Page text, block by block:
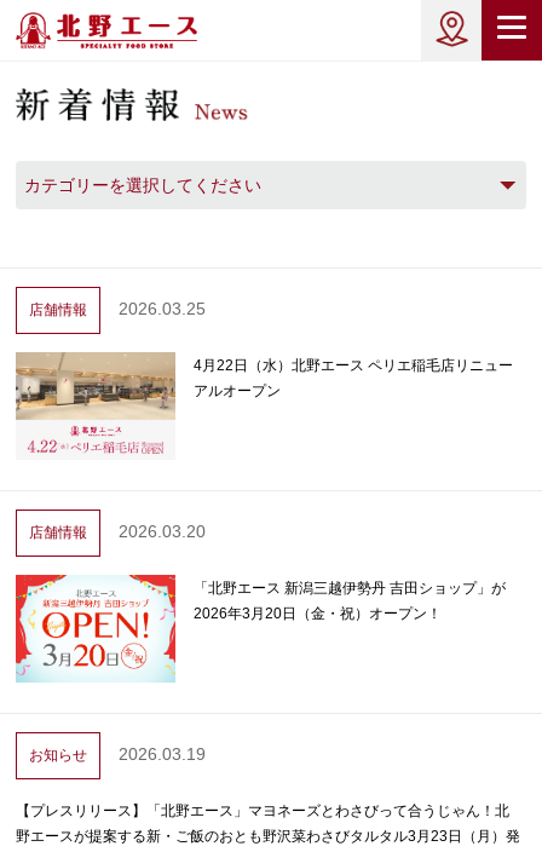
カテゴリーを選択してください
店舗情報 2026.03.25
4月22日（水）北野エース ペリエ稲毛店リニュー
アルオープン
店舗情報 2026.03.20
「北野エース 新潟三越伊勢丹 吉田ショップ」が
2026年3月20日（金・祝）オープン！
お知らせ 2026.03.19
【プレスリリース】「北野エース」マヨネーズとわさびって合うじゃん！北
野エースが提案する新・ご飯のおとも野沢菜わさびタルタル3月23日（月）発